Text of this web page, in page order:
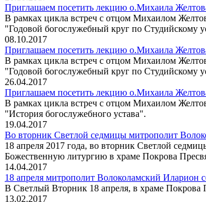
Приглашаем посетить лекцию о.Михаила
В рамках цикла встреч с отцом Михаилом
"Годовой богослужебный круг по Студийскому
08.10.2017
Приглашаем посетить лекцию о.Михаила
В рамках цикла встреч с отцом Михаилом
"Годовой богослужебный круг по Студийскому
26.04.2017
Приглашаем посетить лекцию о.Михаила
В рамках цикла встреч с отцом Михаилом
"История богослужебного устава".
19.04.2017
Во вторник Светлой седмицы митрополит
18 апреля 2017 года, во вторник Светлой
Божественную литургию в храме Покрова
14.04.2017
18 апреля митрополит Волоколамский
В Светлый Вторник 18 апреля, в храме
13.02.2017